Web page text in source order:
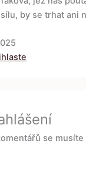
by se trhat ani
se